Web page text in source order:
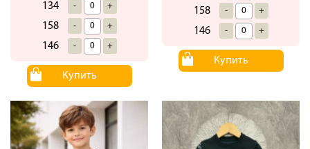
134 - +
158 - +
146 - +
Купить
158 - +
146 - +
Купить